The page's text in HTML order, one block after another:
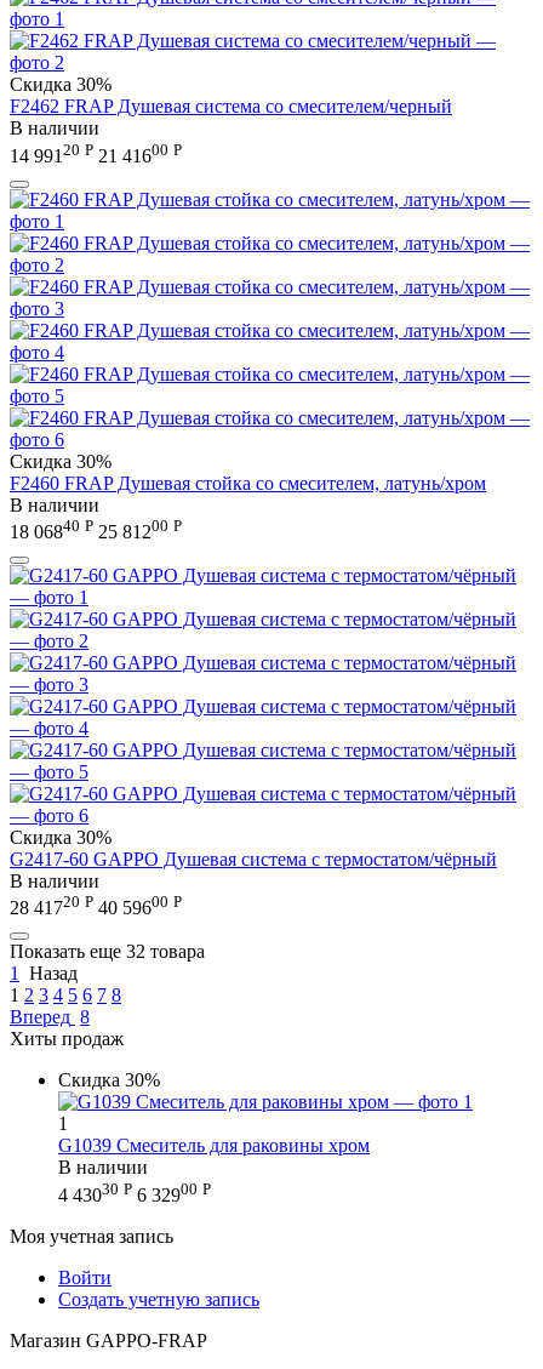
Скидка 30%
F2462 FRAP Душевая система со смесителем/черный
В наличии
14 991 20 Р 21 41600 Р
Скидка 30%
F2460 FRAP Душевая стойка со смесителем, латунь/хром
В наличии
18 06840 Р 25 81200 Р
Скидка 30%
G2417-60 GAPPO Душевая система с термостатом/чёрный
В наличии
28 41720 Р 40 59600 Р
Показать еще 32 товара
1
Назад
1 2 3 4 5 6 7 8
Вперед 8
Хиты продаж
Скидка 30%
1
G1039 Смеситель для раковины хром
В наличии
4 43030 Р 6 32900 Р
Моя учетная запись
Войти
Создать учетную запись
Магазин GAPPO-FRAP